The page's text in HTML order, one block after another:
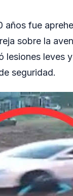
años fue
sobre la
lesiones leves
seguridad.